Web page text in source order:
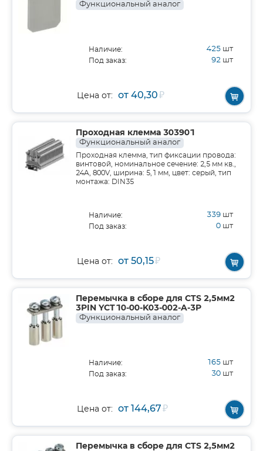
Функциональный аналог
Наличие: 425 шт
Под заказ: 92 шт
Цена от: от 40,30₽
Проходная клемма 303901
Функциональный аналог
Проходная клемма, тип фиксации провода:
винтовой, номинальное сечение: 2,5 мм кв.,
24A, 800V, ширина: 5,1 мм, цвет: серый, тип
монтажа: DIN35
Наличие: 339 шт
Под заказ: 0 шт
Цена от: от 50,15₽
Перемычка в сборе для CTS 2,5мм2
3PIN YCT10-00-K03-002-A-3P
Функциональный аналог
Наличие: 165 шт
Под заказ: 30 шт
Цена от: от 144,67₽
Перемычка в сборе для CTS 2,5мм2